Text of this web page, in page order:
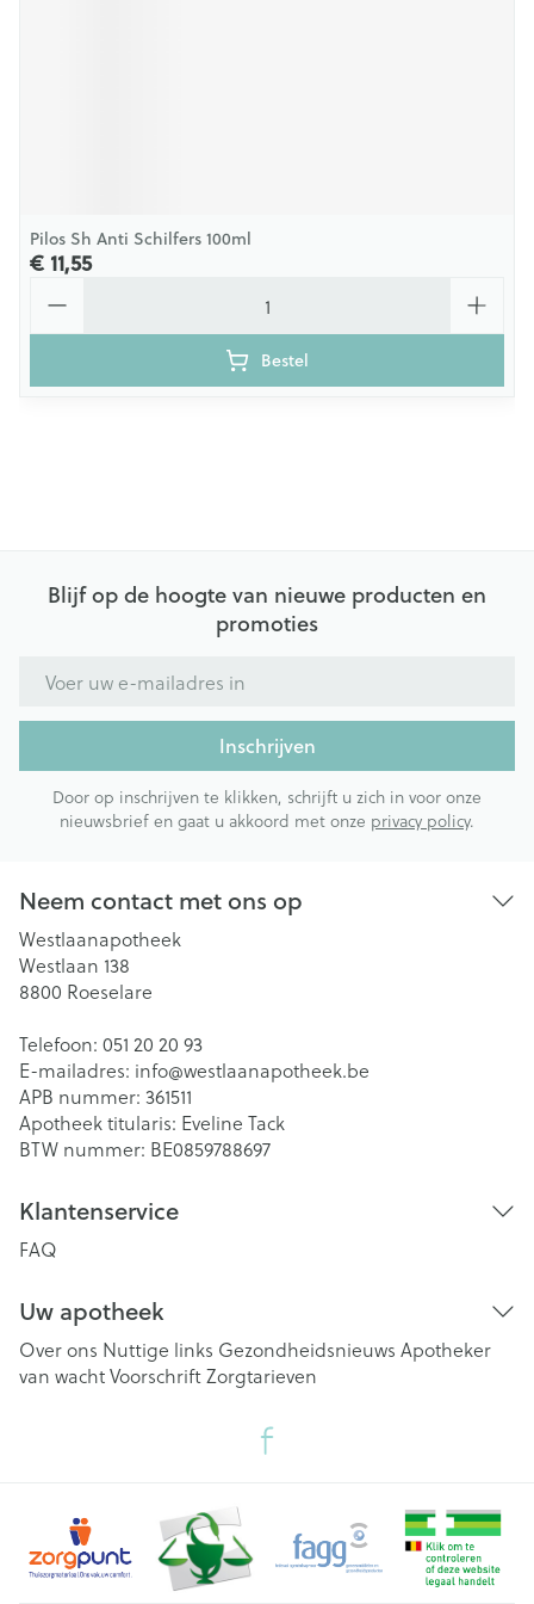
Pilos Sh Anti Schilfers 100ml
€ 11,55
Bestel
Blijf op de hoogte van nieuwe producten en
promoties
Inschrijven
Door op inschrijven te klikken, schrijft u zich in voor onze
nieuwsbrief en gaat u akkoord met onze privacy policy.
Neem contact met ons op
Westlaanapotheek
Westlaan 138
8800 Roeselare
Telefoon: 051 20 20 93
E-mailadres: info@westlaanapotheek.be
APB nummer: 361511
Apotheek titularis: Eveline Tack
BTW nummer: BE0859788697
Klantenservice
FAQ
Uw apotheek
Over ons Nuttige links Gezondheidsnieuws Apotheker
van wachtVoorschriftZorgtarieven